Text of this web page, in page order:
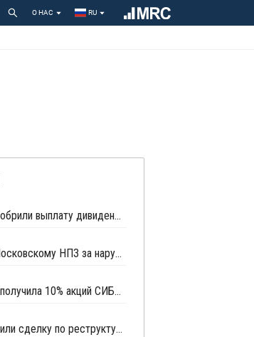
О НАС RU
Акционеры СИБУРа одобрили выплату дивидендов за 2016 год в размере 4,3 рубля
ФАС вынесла штраф Московскому НПЗ за нарушение приказа Росстата
Кипрская SIXB Limited получила 10% акций СИБУРа
Роснефть и BP завершили сделку по реструктуризации активов немецкого СП